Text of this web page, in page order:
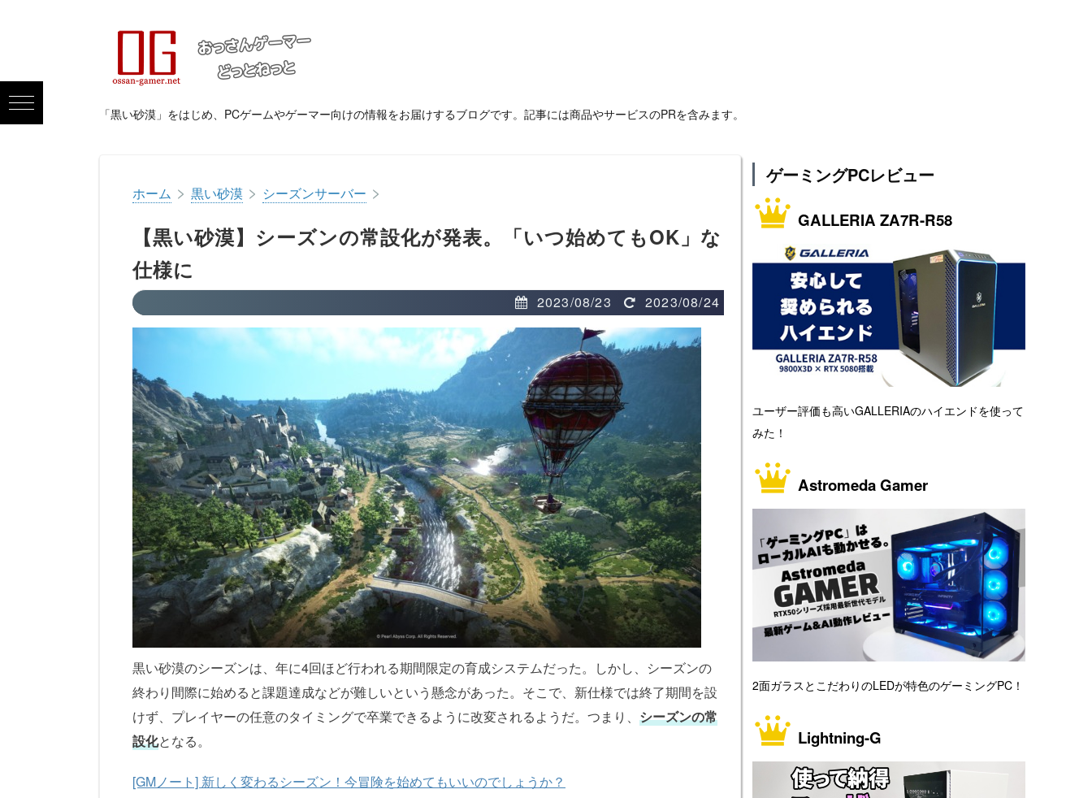
「黒い砂漠」をはじめ、PCゲームやゲーマー向けの情報をお届けするブログです。記事には商品やサービスのPRを含みます。
ホーム > 黒い砂漠 > シーズンサーバー >
【黒い砂漠】シーズンの常設化が発表。「いつ始めてもOK」な
仕様に
2023/08/23 2023/08/24
黒い砂漠のシーズンは、年に4回ほど行われる期間限定の育成システムだった。しかし、シーズンの
終わり間際に始めると課題達成などが難しいという懸念があった。そこで、新仕様では終了期間を設
けず、プレイヤーの任意のタイミングで卒業できるように改変されるようだ。つまり、 シーズンの常
設化となる。
[GMノート] 新しく変わるシーズン！今冒険を始めてもいいのでしょうか？
ゲーミングPCレビュー
GALLERIA ZA7R-R58
ユーザー評価も高いGALLERIAのハイエンドを使って
みた！
Astromeda Gamer
2面ガラスとこだわりのLEDが特色のゲーミングPC！
Lightning-G